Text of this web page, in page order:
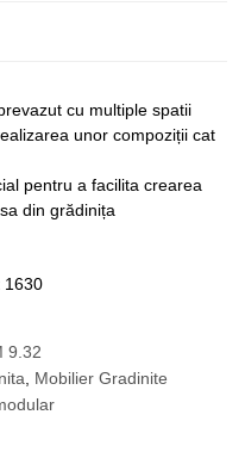
cu multiple spatii
unor compoziții cat
pentru a facilita crearea
din grădinița
1630
9.32
Mobilier Gradinite